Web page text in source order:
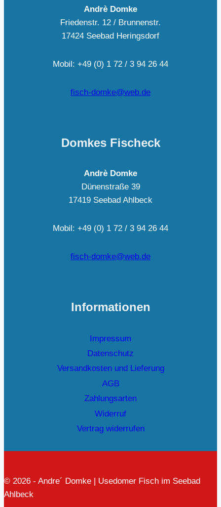
Andrè Domke
Friedenstr. 12 / Brunnenstr.
17424 Seebad Heringsdorf
Mobil: +49 (0) 1 72 / 3 94 26 44
fisch-domke@web.de
Domkes Fischeck
Andrè Domke
Dünenstraße 39
17419 Seebad Ahlbeck
Mobil: +49 (0) 1 72 / 3 94 26 44
fisch-domke@web.de
Informationen
Impressum
Datenschutz
Versandkosten und Lieferung
AGB
Zahlungsarten
Widerruf
Vertrag widerrufen
© 2026 - Andre´ Domke | Usedomer Fisch im Seebad
Ahlbeck